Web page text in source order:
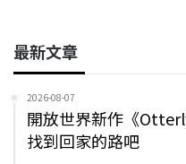
最新文章
2026-08-07
開放世界新作《
找到回家的路吧